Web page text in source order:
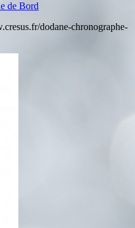
de Bord
dodane-chronographe-